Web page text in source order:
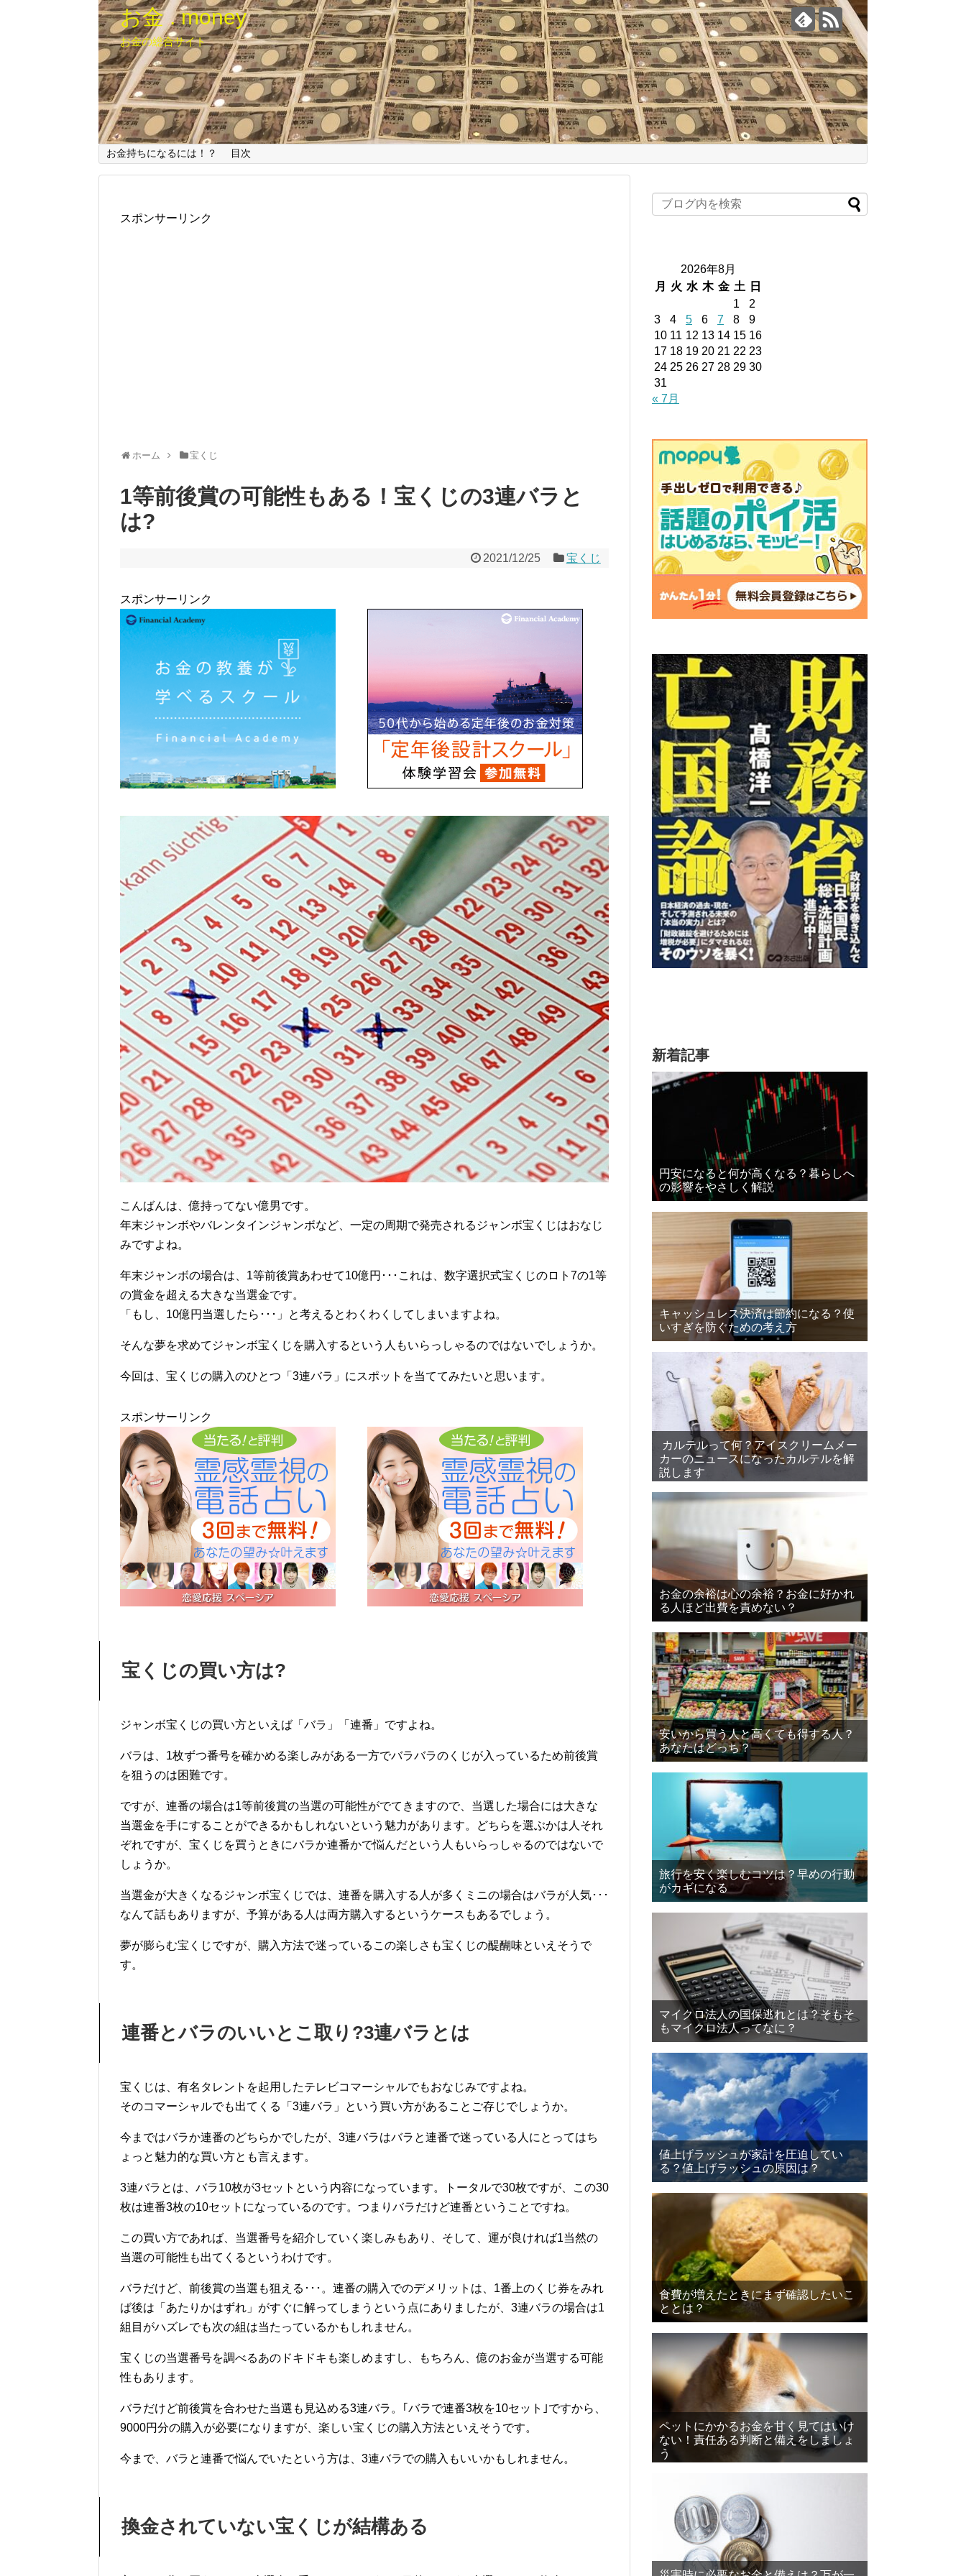
お金 . money
お金の総合サイト
お金持ちになるには！？ 目次
スポンサーリンク
ホーム 宝くじ
1等前後賞の可能性もある！宝くじの3連バラと
は?
2021/12/25 宝くじ
スポンサーリンク
こんばんは、億持ってない億男です。
年末ジャンボやバレンタインジャンボなど、一定の周期で発売されるジャンボ宝くじはおなじ
みですよね。
年末ジャンボの場合は、1等前後賞あわせて10億円･･･これは、数字選択式宝くじのロト7の1等
の賞金を超える大きな当選金です。
「もし、10億円当選したら･･･」と考えるとわくわくしてしまいますよね。
そんな夢を求めてジャンボ宝くじを購入するという人もいらっしゃるのではないでしょうか。
今回は、宝くじの購入のひとつ「3連バラ」にスポットを当ててみたいと思います。
スポンサーリンク
宝くじの買い方は?
ジャンボ宝くじの買い方といえば「バラ」「連番」ですよね。
バラは、1枚ずつ番号を確かめる楽しみがある一方でバラバラのくじが入っているため前後賞
を狙うのは困難です。
ですが、連番の場合は1等前後賞の当選の可能性がでてきますので、当選した場合には大きな
当選金を手にすることができるかもしれないという魅力があります。どちらを選ぶかは人それ
ぞれですが、宝くじを買うときにバラか連番かで悩んだという人もいらっしゃるのではないで
しょうか。
当選金が大きくなるジャンボ宝くじでは、連番を購入する人が多くミニの場合はバラが人気･･･
なんて話もありますが、予算がある人は両方購入するというケースもあるでしょう。
夢が膨らむ宝くじですが、購入方法で迷っているこの楽しさも宝くじの醍醐味といえそうで
す。
連番とバラのいいとこ取り?3連バラとは
宝くじは、有名タレントを起用したテレビコマーシャルでもおなじみですよね。
そのコマーシャルでも出てくる「3連バラ」という買い方があることご存じでしょうか。
今まではバラか連番のどちらかでしたが、3連バラはバラと連番で迷っている人にとってはち
ょっと魅力的な買い方とも言えます。
3連バラとは、バラ10枚が3セットという内容になっています。トータルで30枚ですが、この30
枚は連番3枚の10セットになっているのです。つまりバラだけど連番ということですね。
この買い方であれば、当選番号を紹介していく楽しみもあり、そして、運が良ければ1当然の
当選の可能性も出てくるというわけです。
バラだけど、前後賞の当選も狙える･･･。連番の購入でのデメリットは、1番上のくじ券をみれ
ば後は「あたりかはずれ」がすぐに解ってしまうという点にありましたが、3連バラの場合は1
組目がハズレでも次の組は当たっているかもしれません。
宝くじの当選番号を調べるあのドキドキも楽しめますし、もちろん、億のお金が当選する可能
性もあります。
バラだけど前後賞を合わせた当選も見込める3連バラ。｢バラで連番3枚を10セット｣ですから、
9000円分の購入が必要になりますが、楽しい宝くじの購入方法といえそうです。
今まで、バラと連番で悩んでいたという方は、3連バラでの購入もいいかもしれません。
換金されていない宝くじが結構ある
2026年8月
月
火 水 木 金 土
日
1
2
3
4 5 6 7 8
9
10 11 12 13 14 15 16
17 18 19 20 21 22 23
24 25 26 27 28 29 30
31
« 7月
新着記事
円安になると何が高くなる？暮らしへ
の影響をやさしく解説
キャッシュレス決済は節約になる？使
いすぎを防ぐための考え方
カルテルって何？アイスクリームメー
カーのニュースになったカルテルを解
説します
お金の余裕は心の余裕？お金に好かれ
る人ほど出費を責めない？
安いから買う人と高くても得する人？
あなたはどっち？
旅行を安く楽しむコツは？早めの行動
がカギになる
マイクロ法人の国保逃れとは？そもそ
もマイクロ法人ってなに？
値上げラッシュが家計を圧迫してい
る？値上げラッシュの原因は？
食費が増えたときにまず確認したいこ
ととは？
ペットにかかるお金を甘く見てはいけ
ない！責任ある判断と備えをしましょ
う